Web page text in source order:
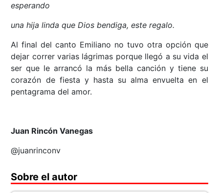
esperando
una hija linda que Dios bendiga, este regalo.
Al final del canto Emiliano no tuvo otra opción que
dejar correr varias lágrimas porque llegó a su vida el
ser que le arrancó la más bella canción y tiene su
corazón de fiesta y hasta su alma envuelta en el
pentagrama del amor.
Juan Rincón Vanegas
@juanrinconv
Sobre el autor